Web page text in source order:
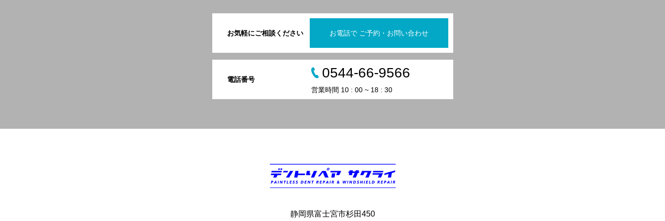
お気軽にご相談ください お電話で ご予約・お問い合わせ
電話番号 0544-66-9566
営業時間 10 : 00 ~ 18 : 30
静岡県富士宮市杉田450